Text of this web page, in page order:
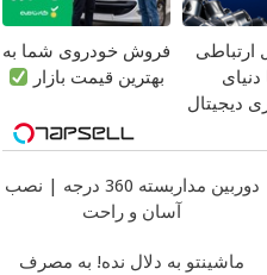
ارتباطی
دیجیتال
فروش خودروی شما به
بهترین قیمت بازار
دوربین مداربسته 360 درجه | نصب
آسان و راحت
ماشینتو به دلال نده! به مصرف